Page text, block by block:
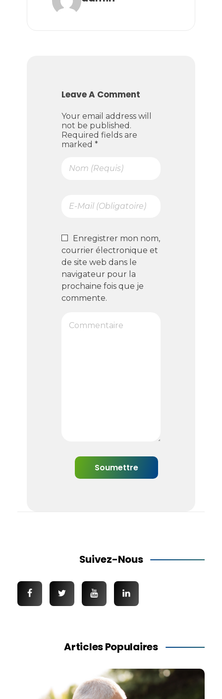
Leave A Comment
Your email address will
not be published.
Required fields are
marked *
Enregistrer mon nom,
courrier électronique et
de site web dans le
navigateur pour la
prochaine fois que je
commente.
Suivez-Nous
Articles Populaires